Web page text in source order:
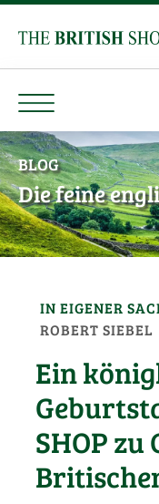
BLOG
Die feine
IN EIGENER
ROBERT SIEBEL
Ein
SHOP zu